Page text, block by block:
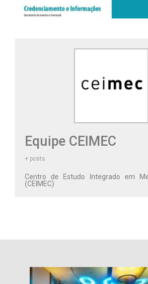
Equipe CEIMEC
+ posts
Centro de Estudo Integrado em
(CEIMEC)